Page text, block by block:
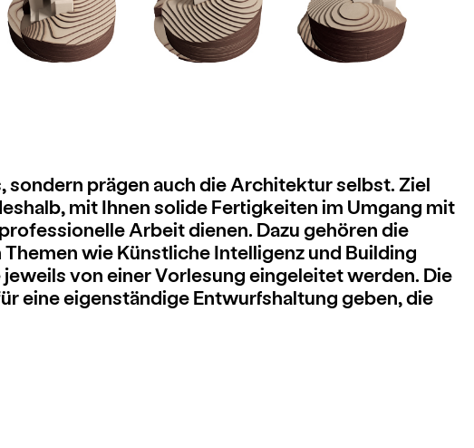
prägen auch die Architektur selbst. Ziel
mit Ihnen solide Fertigkeiten im Umgang mit
Arbeit dienen. Dazu gehören die
wie Künstliche Intelligenz und Building
von einer Vorlesung eingeleitet werden. Die
eine eigenständige Entwurfshaltung geben, die